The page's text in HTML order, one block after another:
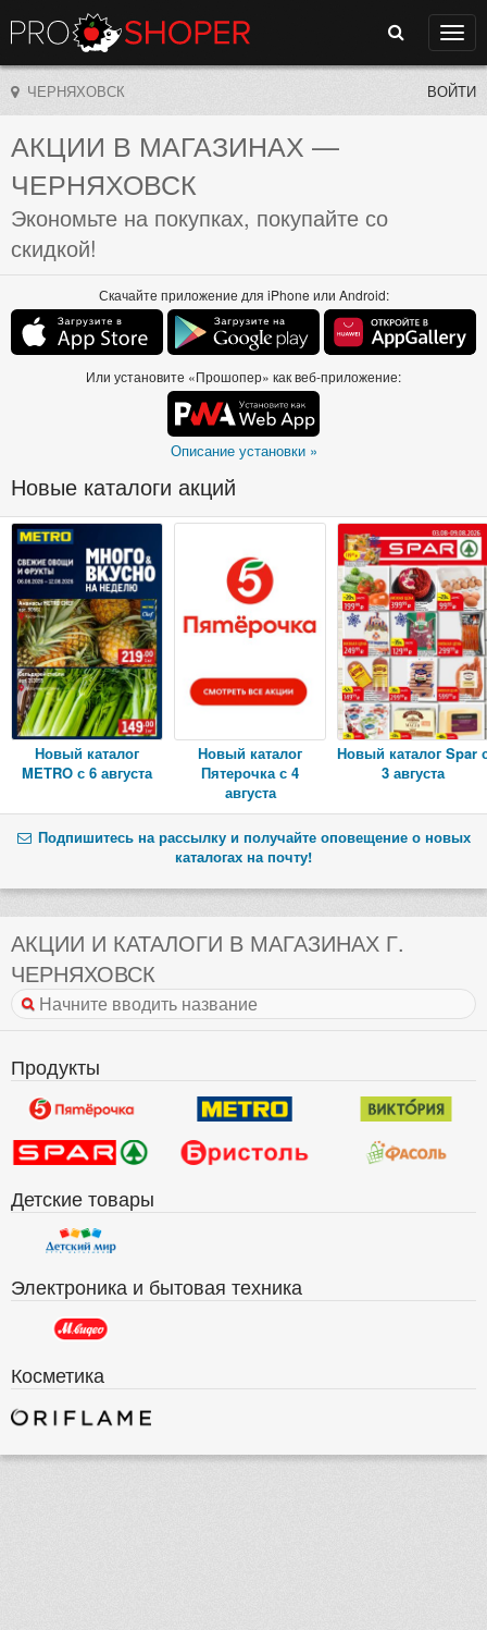
Поиск
ЧЕРНЯХОВСК ВОЙТИ
АКЦИИ В МАГАЗИНАХ —
ЧЕРНЯХОВСК
Экономьте на покупках, покупайте со
скидкой!
Скачайте приложение для iPhone или Android:
Или установите «Прошопер» как веб-приложение:
Описание установки »
Новые каталоги акций
Новый каталог
METRO с 6 августа
Новый каталог
Пятерочка с 4
августа
Новый каталог Spar
3 августа
Подпишитесь на рассылку и получайте оповещение о новых
каталогах на почту!
АКЦИИ И КАТАЛОГИ В МАГАЗИНАХ Г.
ЧЕРНЯХОВСК
Продукты
Детские товары
Электроника и бытовая техника
Косметика